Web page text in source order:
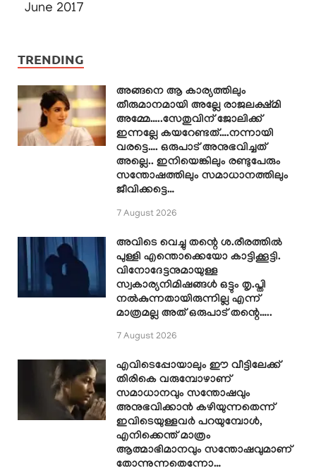
June 2017
TRENDING
അങ്ങനെ ആ കാര്യത്തിലും
തീരുമാനമായി അല്ലേ രാജലക്ഷ്മി
അമ്മേ…..സേതുവിന് ജോലിക്ക്
ഇന്നല്ലേ കയറേണ്ടത്….നന്നായി
വരട്ടെ…. ഒരുപാട് അനുഭവിച്ചത്
അല്ലെ.. ഇനിയെങ്കിലും രണ്ടുപേരും
സന്തോഷത്തിലും സമാധാനത്തിലും
ജീവിക്കട്ടെ…
7 August 2026
അവിടെ വെച്ചു തന്റെ ശ.രീരത്തിൽ
പുള്ളി എന്തൊക്കെയോ കാട്ടിക്കൂട്ടി.
വിനോദേട്ടനുമായുള്ള
സ്വകാര്യനിമിഷങ്ങൾ ഒട്ടും തൃ.പ്തി
നൽകുന്നതായിരുന്നില്ല എന്ന്
മാത്രമല്ല അത് ഒരുപാട് തന്റെ…..
7 August 2026
എവിടെപ്പോയാലും ഈ വീട്ടിലേക്ക്
തിരികെ വരുമ്പോഴാണ്
സമാധാനവും സന്തോഷവും
അനുഭവിക്കാൻ കഴിയുന്നതെന്ന്
ഇവിടെയുള്ളവർ പറയുമ്പോൾ,
എനിക്കെന്ത് മാത്രം
ആത്മാഭിമാനവും സന്തോഷവുമാണ്
തോന്നുന്നതെന്നോ…